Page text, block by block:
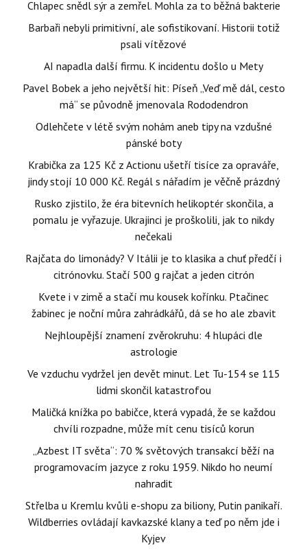
Chlapec snědl sýr a zemřel. Mohla za to běžná bakterie
Barbaři nebyli primitivní, ale sofistikovaní. Historii totiž
psali vítězové
AI napadla další firmu. K incidentu došlo u Mety
Pavel Bobek a jeho největší hit: Píseň „Veď mě dál, cesto
má“ se původně jmenovala Rododendron
Odlehčete v létě svým nohám aneb tipy na vzdušné
pánské boty
Krabička za 125 Kč z Actionu ušetří tisíce za opraváře,
jindy stojí 10 000 Kč. Regál s nářadím je věčně prázdný
Rusko zjistilo, že éra bitevních helikoptér skončila, a
pomalu je vyřazuje. Ukrajinci je proškolili, jak to nikdy
nečekali
Rajčata do limonády? V Itálii je to klasika a chuť předčí i
citrónovku. Stačí 500 g rajčat a jeden citrón
Kvete i v zimě a stačí mu kousek kořínku. Ptačinec
žabinec je noční můra zahrádkářů, dá se ho ale zbavit
Nejhloupější znamení zvěrokruhu: 4 hlupáci dle
astrologie
Ve vzduchu vydržel jen devět minut. Let Tu-154 se 115
lidmi skončil katastrofou
Maličká knížka po babičce, která vypadá, že se každou
chvíli rozpadne, může mít cenu tisíců korun
„Azbest IT světa“: 70 % světových transakcí běží na
programovacím jazyce z roku 1959. Nikdo ho neumí
nahradit
Střelba u Kremlu kvůli e-shopu za biliony, Putin panikaří.
Wildberries ovládají kavkazské klany a teď po něm jde i
Kyjev